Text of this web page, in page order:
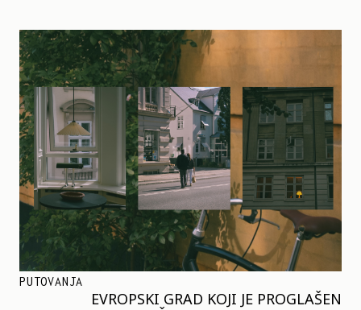
PUTOVANJA
EVROPSKI GRAD KOJI JE PROGLAŠEN